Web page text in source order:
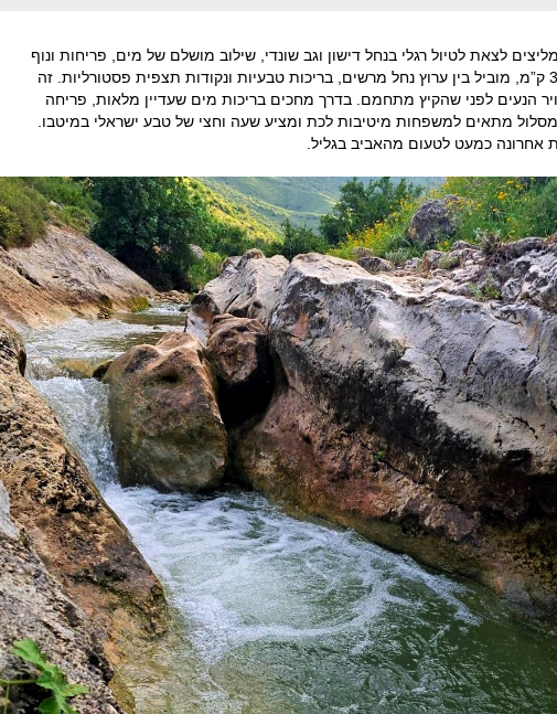
לצאת לטיול רגלי בנחל דישון וגב שונדי, שילוב מושלם של מים, פריחות ונוף
גלילי ירוק. המסלול, באורך כ-3 ק”מ, מוביל בין ערוץ נחל מרשים, בריכות טבעיות ונקודות תצפית פסטורליות. זה
הנעים לפני שהקיץ מתחמם. בדרך מחכים בריכות מים שעדיין מלאות, פריחה
מתאים למשפחות מיטיבות לכת ומציע שעה וחצי של טבע ישראלי במיטבו.
אחרונה כמעט לטעום מהאביב בגליל.